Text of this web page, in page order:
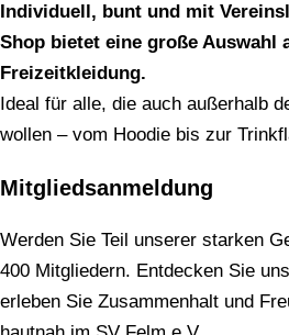
Individuell, bunt und mit
Shop bietet eine große Auswahl
Freizeitkleidung.
Ideal für alle, die auch außerhalb
wollen – vom Hoodie bis zur
Mitgliedsanmeldung
Werden Sie Teil unserer starken
400 Mitgliedern. Entdecken Sie
erleben Sie Zusammenhalt und